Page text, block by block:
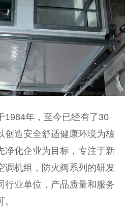
1984年，至今已经有了30
创造安全舒适健康环境为核
净化企业为目标，专注于新
调机组，防火阀系列的研发
行业单位，产品质量和服务